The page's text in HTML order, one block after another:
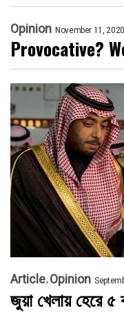
Opinion November 11, 2020
Provocative?
Article Opinion
জুয়া খেলায় হেরে